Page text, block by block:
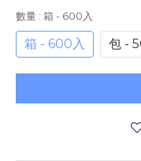
數量 : 箱 - 600入
箱 - 600入 包 -